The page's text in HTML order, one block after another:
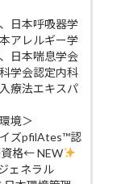
日本呼吸器学
アレルギー学
日本喘息学会
学会認定内科
療法エキスパ
境＞
ズpfilAtes™認
資格← NEW
ェネラル